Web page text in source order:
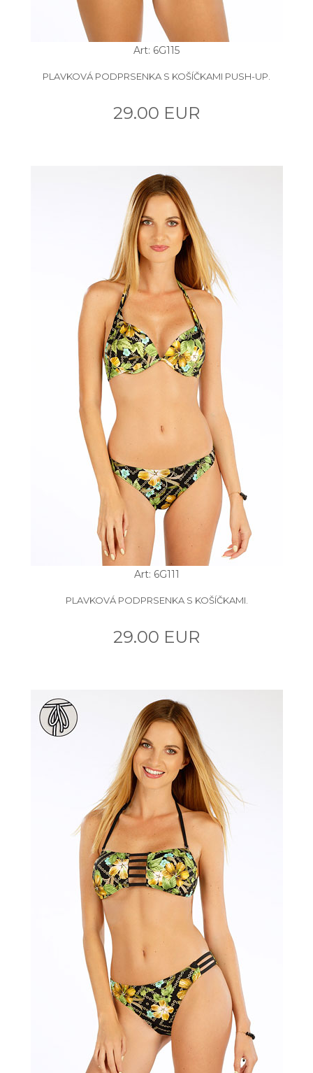
Art: 6G115
PLAVKOVÁ PODPRSENKA S KOŠÍČKAMI PUSH-UP.
29.00 EUR
Art: 6G111
PLAVKOVÁ PODPRSENKA S KOŠÍČKAMI.
29.00 EUR